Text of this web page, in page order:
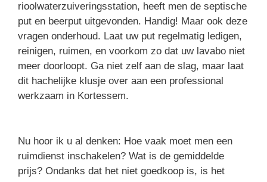
rioolwaterzuiveringsstation, heeft men de septische
put en beerput uitgevonden. Handig! Maar ook deze
vragen onderhoud. Laat uw put regelmatig ledigen,
reinigen, ruimen, en voorkom zo dat uw lavabo niet
meer doorloopt. Ga niet zelf aan de slag, maar laat
dit hachelijke klusje over aan een professional
werkzaam in Kortessem.
Nu hoor ik u al denken: Hoe vaak moet men een
ruimdienst inschakelen? Wat is de gemiddelde
prijs? Ondanks dat het niet goedkoop is, is het